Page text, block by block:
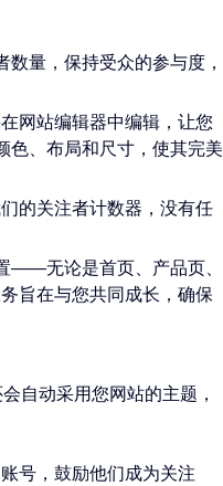
量，保持受众的参与度，
网站编辑器中编辑，让您
色、布局和尺寸，使其完美
的关注者计数器，没有任
——无论是首页、产品页、
旨在与您共同成长，确保
自动采用您网站的主题，
号，鼓励他们成为关注